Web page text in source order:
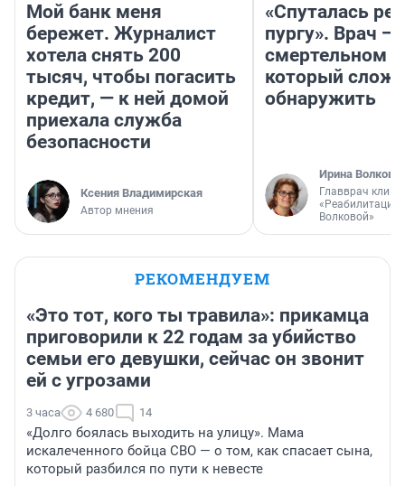
Мой банк меня
бережет. Журналист
хотела снять 200
тысяч, чтобы погасить
кредит, — к ней домой
приехала служба
безопасности
Ксения Владимирская
Автор мнения
«Спуталась
пургу». Врач —
смертельном
который
обнаружить
Ирина Волкова
Главврач
«Реабилитация
Волковой»
РЕКОМЕНДУЕМ
«Это тот, кого ты травила»: прикамца
приговорили к 22 годам за убийство
семьи его девушки, сейчас он звонит
ей с угрозами
3 часа 4 680 14
«Долго боялась выходить на улицу». Мама
искалеченного бойца СВО — о том, как спасает сына,
который разбился по пути к невесте